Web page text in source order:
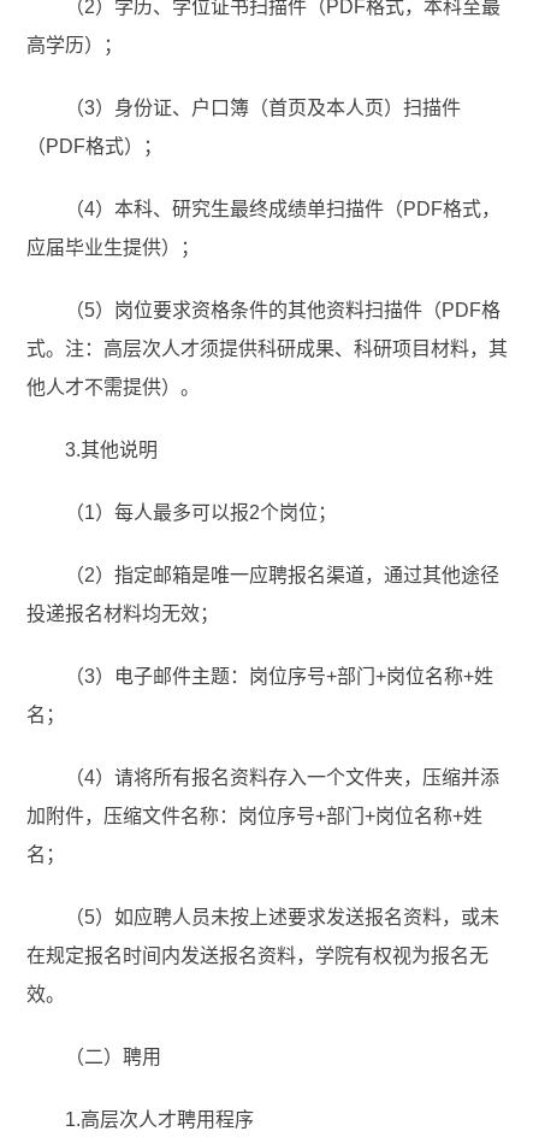
（2）学历、学位证书扫描件（PDF格式，本科至最
高学历）；
（3）身份证、户口簿（首页及本人页）扫描件
（PDF格式）；
（4）本科、研究生最终成绩单扫描件（PDF格式，
应届毕业生提供）；
（5）岗位要求资格条件的其他资料扫描件（PDF格
式。 注：高层次人才须提供科研成果、科研项目材料，其
他人才不需提供）。
3.其他说明
（1）每人最多可以报2个岗位；
（2）指定邮箱是唯一应聘报名渠道，通过其他途径
投递报名材料均无效；
（3）电子邮件主题：岗位序号+部门+岗位名称+姓
名；
（4）请将所有报名资料存入一个文件夹，压缩并添
加附件，压缩文件名称：岗位序号+部门+岗位名称+姓
名；
（5）如应聘人员未按上述要求发送报名资料，或未
在规定报名时间内发送报名资料，学院有权视为报名无
效。
（二）聘用
1.高层次人才聘用程序